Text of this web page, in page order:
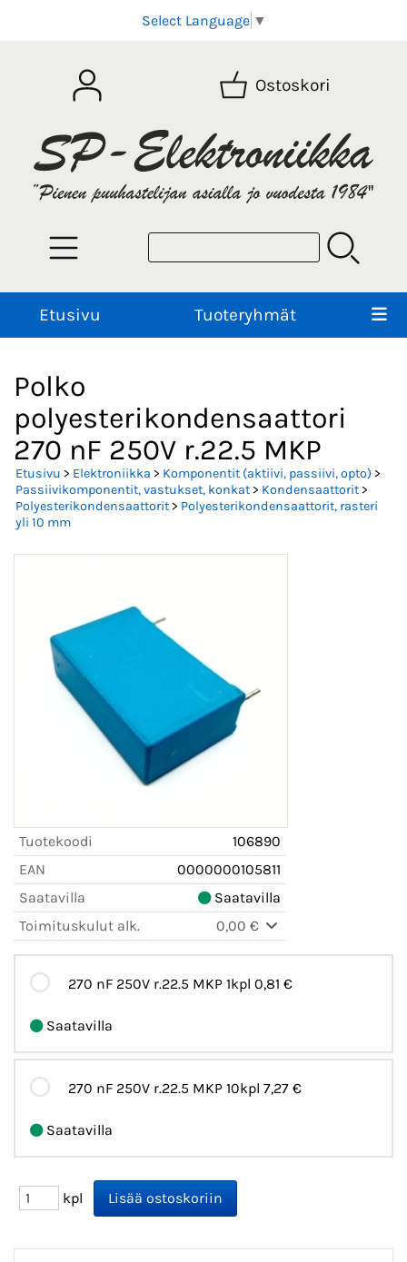
Select Language ▼
Ostoskori
Etusivu Tuoteryhmät
Polko
polyesterikondensaattori
270 nF 250V r.22.5 MKP
Etusivu > Elektroniikka > Komponentit (aktiivi, passiivi, opto) >
Passiivikomponentit, vastukset, konkat> Kondensaattorit>
Polyesterikondensaattorit> Polyesterikondensaattorit, rasteri
yli 10 mm
Tuotekoodi
106890
EAN
0000000105811
Saatavilla
Saatavilla
Toimituskulut alk.
0,00 €
270 nF 250V r.22.5 MKP 1kpl 0,81 €
Saatavilla
270 nF 250V r.22.5 MKP 10kpl 7,27 €
Saatavilla
kpl